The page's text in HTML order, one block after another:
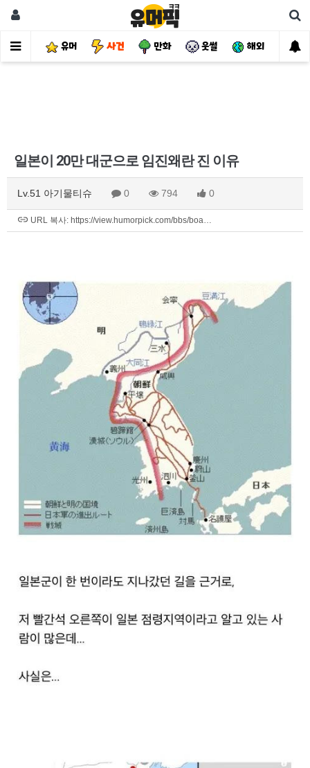
유머 사건 만화 웃썰 해외 핫
일본이 20만 대군으로 임진왜란 진 이유
Lv.51 아기물티슈 0 794 0
URL 복사: https://view.humorpick.com/bbs/boa…